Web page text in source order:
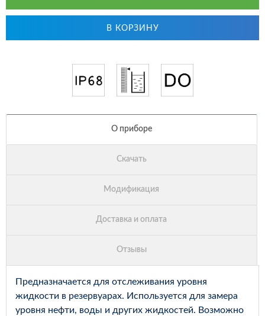
В КОРЗИНУ
Предназначается для отслеживания уровня
жидкости в резервуарах. Используется для замера
уровня нефти, воды и других жидкостей. Возможно